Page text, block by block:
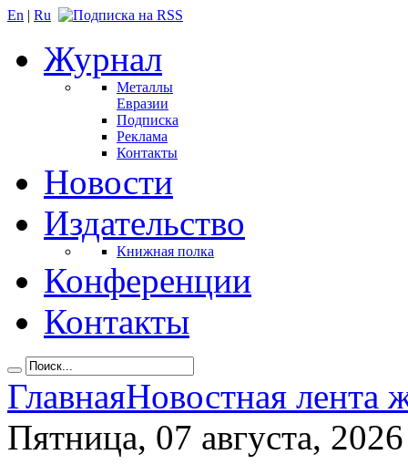
En | Ru
Журнал
Металлы
Евразии
Подписка
Реклама
Контакты
Новости
Издательство
Книжная полка
Конференции
Контакты
ГлавнаяНовостная лента
Пятница, 07 августа, 2026